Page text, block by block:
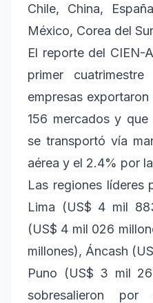
Chile, China,
México, Corea del
El reporte del CIEN-
primer
empresas
156 mercados y
se transportó vía
aérea y el 2.4% por
Las regiones líderes
Lima (US$ 4 mil
(US$ 4 mil 026
millones), Áncash
Puno (US$ 3 mil
sobresalieron por